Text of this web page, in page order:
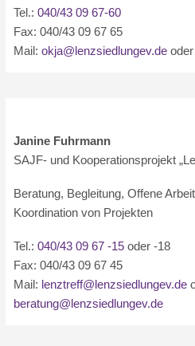
Tel.:040/43 09 67-60
Fax: 040/43 09 67 65
Mail:okja@lenzsiedlungev.de oder
Janine Fuhrmann
SAJF- und Kooperationsprojekt
Beratung, Begleitung, Offene
Koordination von Projekten
Tel.:040/43 09 67 -15 oder -18
Fax: 040/43 09 67 45
Mail: lenztreff@lenzsiedlungev.de
beratung@lenzsiedlungev.de